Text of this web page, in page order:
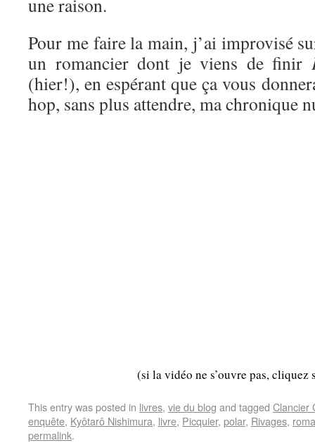
une raison.
Pour me faire la main, j’ai improvisé
un romancier dont je viens de finir
(hier!), en espérant que ça vous
hop, sans plus attendre, ma chronique
(si la vidéo ne s’ouvre pas, cliquez
This entry was posted in livres, vie du blog and tagged Clancier
enquête, Kyôtarô Nishimura, livre, Picquier, polar, Rivages,
permalink.